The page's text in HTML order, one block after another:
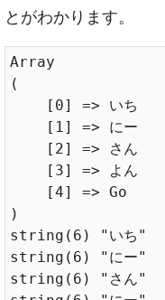
とがわかります。
Array
(
)
string(6) "いち"
string(6) "にー"
string(6) "さん"